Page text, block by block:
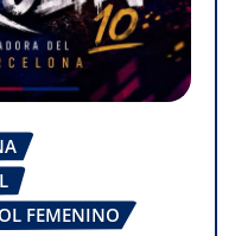
FEMENINO